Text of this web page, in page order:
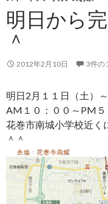
明日から
＾
2012年2月10日 3件の
明日2月１１日（土）
AM１０：００～PM
花巻市南城小学校近く
＾＾